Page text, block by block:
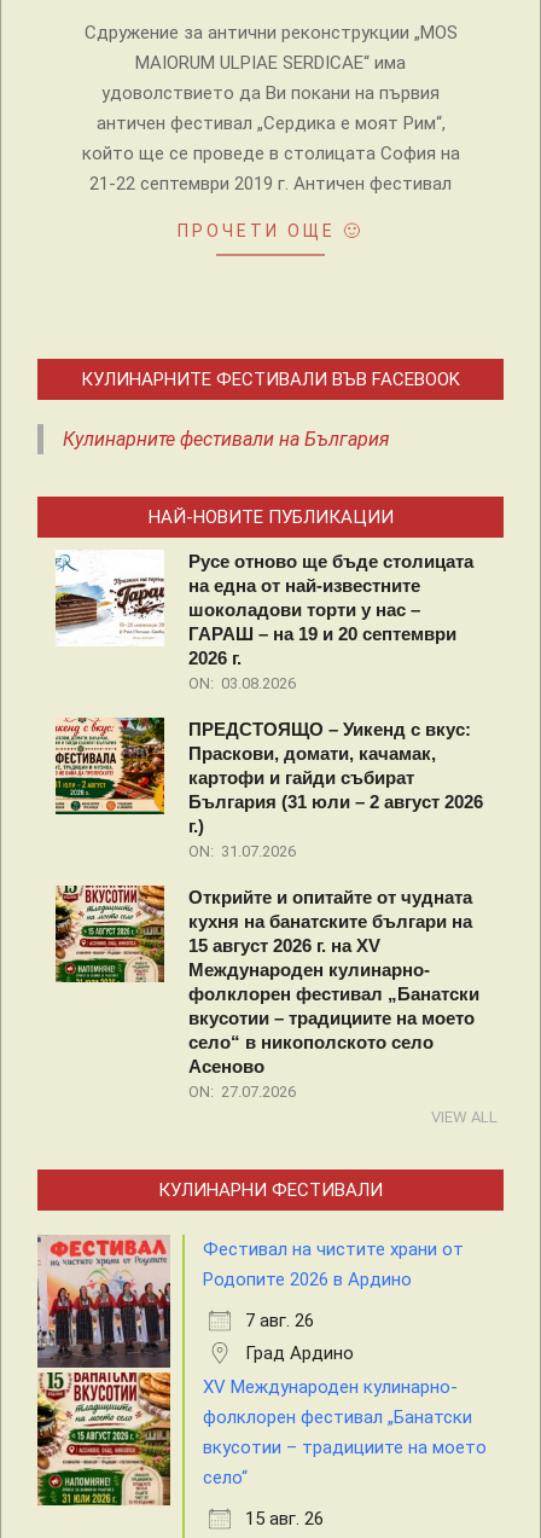
Сдружение за антични реконструкции „MOS
MAIORUM ULPIAE SERDICAE“ има
удоволствието да Ви покани на първия
античен фестивал „Сердика е моят Рим“,
който ще се проведе в столицата София на
21-22 септември 2019 г. Античен фестивал
ПРОЧЕТИ ОЩЕ 🙂
КУЛИНАРНИТЕ ФЕСТИВАЛИ ВЪВ FACEBOOK
Кулинарните фестивали на България
НАЙ-НОВИТЕ ПУБЛИКАЦИИ
Русе отново ще бъде столицата
на една от най-известните
шоколадови торти у нас –
ГАРАШ – на 19 и 20 септември
2026 г.
ON: 03.08.2026
ПРЕДСТОЯЩО – Уикенд с вкус:
Праскови, домати, качамак,
картофи и гайди събират
България (31 юли – 2 август 2026
г.)
ON: 31.07.2026
Открийте и опитайте от чудната
кухня на банатските българи на
15 август 2026 г. на XV
Международен кулинарно-
фолклорен фестивал „Банатски
вкусотии – традициите на моето
село“ в никополското село
Асеново
ON: 27.07.2026
VIEW ALL
КУЛИНАРНИ ФЕСТИВАЛИ
Фестивал на чистите храни от
Родопите 2026 в Ардино
7 авг. 26
Град Ардино
XV Международен кулинарно-
фолклорен фестивал „Банатски
вкусотии – традициите на моето
село“
15 авг. 26